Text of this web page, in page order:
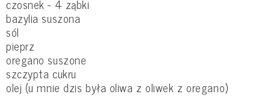
czosnek - 4 ząbki
bazylia suszona
sól
pieprz
oregano suszone
szczypta cukru
olej (u mnie dzis była oliwa z oliwek z oregano)